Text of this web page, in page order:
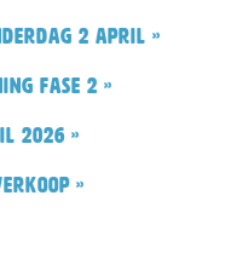
2 april »
fase 2 »
2026 »
»